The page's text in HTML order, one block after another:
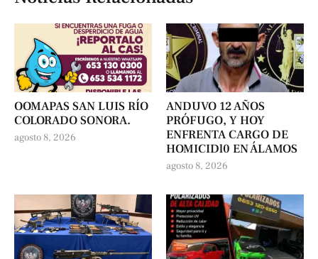
OOMAPAS SAN LUIS RÍO
COLORADO SONORA.
agosto 8, 2026
ANDUVO 12 AÑOS
PRÓFUGO, Y HOY
ENFRENTA CARGO DE
HOMICIDl0 EN ÁLAMOS
agosto 8, 2026